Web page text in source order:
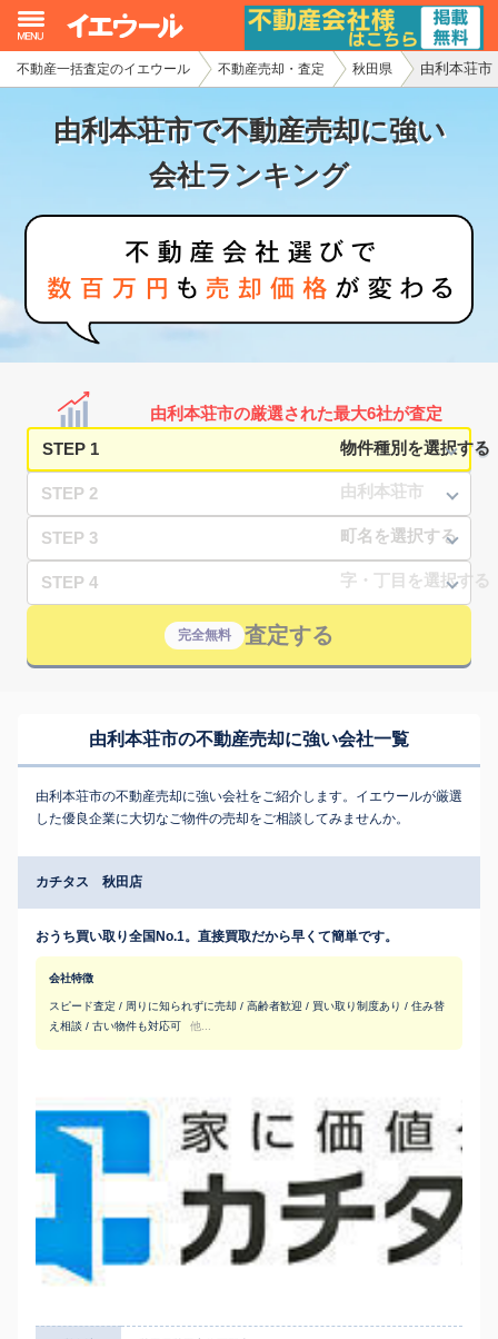
不動産一括査定のイエウール 不動産売却・査定 秋田県 由利本荘市
由利本荘市で不動産売却に強い
会社ランキング
由利本荘市の厳選された最大6社が査定
STEP 1
STEP 2
STEP 3
STEP 4
完全無料 査定する
由利本荘市の不動産売却に強い会社一覧
由利本荘市の不動産売却に強い会社をご紹介します。イエウールが厳選
した優良企業に大切なご物件の売却をご相談してみませんか。
カチタス 秋田店
おうち買い取り全国No.1。直接買取だから早くて簡単です。
会社特徴
スピード査定 / 周りに知られずに売却 / 高齢者歓迎 / 買い取り制度あり / 住み替
え相談 / 古い物件も対応可
他...
イエウール加盟希望の不動産会社様
初めての方へ
不動産の売却・一括査定
家査定シミュレーター
お問い合わせ